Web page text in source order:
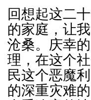
回想起这二
的家庭，让
沧桑。庆幸
理，在这个
民这个恶魔
的深重灾难